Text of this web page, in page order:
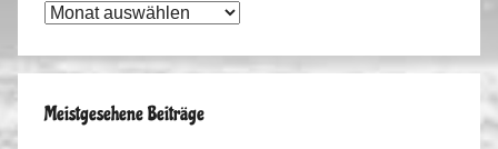
Tagebuch
Meistgesehene Beiträge